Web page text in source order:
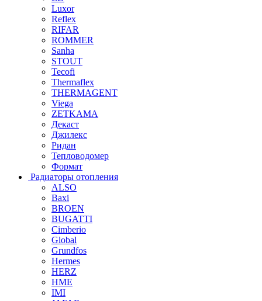
Luxor
Reflex
RIFAR
ROMMER
Sanha
STOUT
Tecofi
Thermaflex
THERMAGENT
Viega
ZETKAMA
Декаст
Джилекс
Ридан
Тепловодомер
Формат
Радиаторы отопления
ALSO
Baxi
BROEN
BUGATTI
Cimberio
Global
Grundfos
Hermes
HERZ
HME
IMI